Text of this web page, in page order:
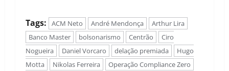
Tags: ACM Neto André Mendonça
Arthur Lira
Banco Master
bolsonarismo Centrão
Ciro
Nogueira
Daniel Vorcaro delação premiada
Hugo
Motta
Nikolas Ferreira
Operação Compliance Zero